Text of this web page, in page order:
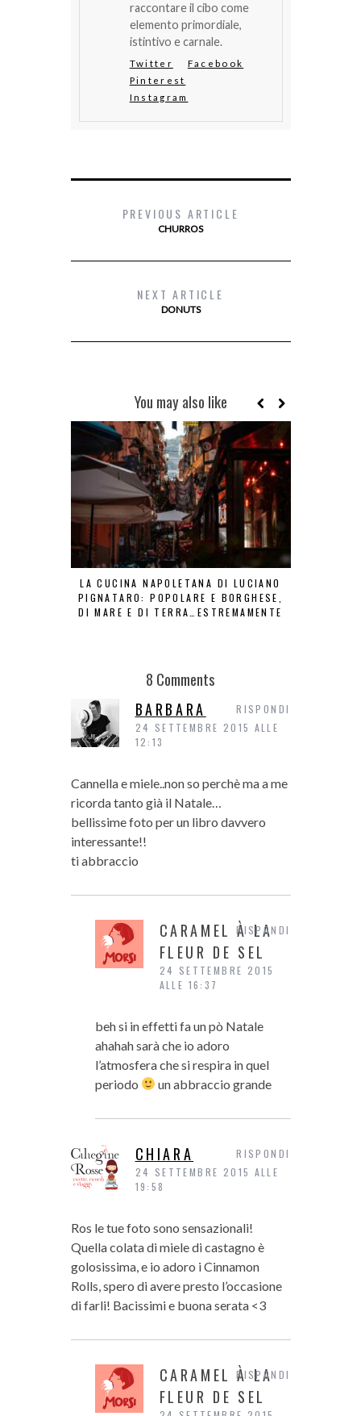
raccontare il cibo come
elemento primordiale,
istintivo e carnale.
Twitter
Facebook
Pinterest
Instagram
PREVIOUS ARTICLE
CHURROS
NEXT ARTICLE
DONUTS
You may also like
LA CUCINA NAPOLETANA DI LUCIANO
PIGNATARO: POPOLARE E BORGHESE,
DI MARE E DI TERRA…ESTREMAMENTE
8 Comments
BARBARA
24 SETTEMBRE 2015 ALLE
12:13
Cannella e miele..non so perchè ma a me
ricorda tanto già il Natale…
bellissime foto per un libro davvero
interessante!!
ti abbraccio
RISPONDI
CARAMEL À LA
FLEUR DE SEL
24 SETTEMBRE 2015
ALLE 16:37
beh si in effetti fa un pò Natale
ahahah sarà che io adoro
l’atmosfera che si respira in quel
periodo
un abbraccio grande
RISPONDI
CHIARA
24 SETTEMBRE 2015 ALLE
19:58
Ros le tue foto sono sensazionali!
Quella colata di miele di castagno è
golosissima, e io adoro i Cinnamon
Rolls, spero di avere presto l’occasione
di farli! Bacissimi e buona serata <3
RISPONDI
CARAMEL À LA
FLEUR DE SEL
RISPONDI